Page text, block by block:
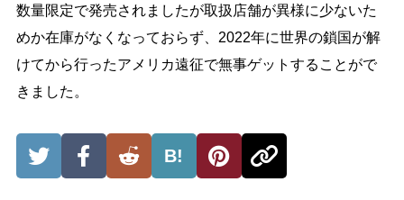
数量限定で発売されましたが取扱店舗が異様に少ないた
めか在庫がなくなっておらず、2022年に世界の鎖国が解
けてから行ったアメリカ遠征で無事ゲットすることがで
きました。
B!